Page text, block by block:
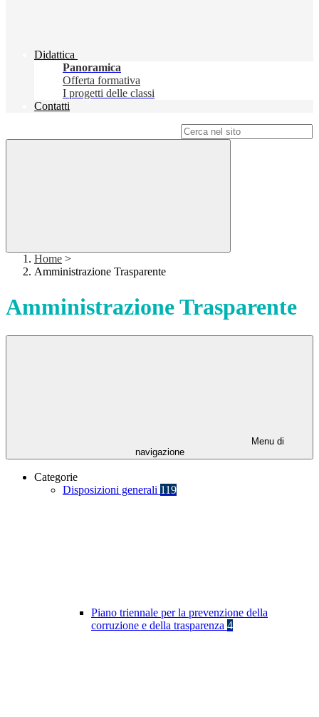
Didattica
Panoramica
Offerta formativa
I progetti delle classi
Contatti
Home >
Amministrazione Trasparente
Amministrazione Trasparente
Menu di
navigazione
Categorie
Disposizioni generali 119
Piano triennale per la prevenzione della
corruzione e della trasparenza 4